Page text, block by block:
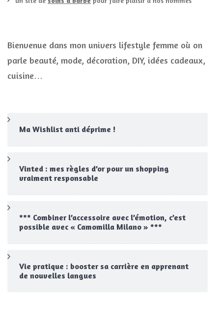
Bienvenue dans mon univers lifestyle femme où on
parle beauté, mode, décoration, DIY, idées cadeaux,
cuisine…
Ma Wishlist anti déprime !
Vinted : mes règles d’or pour un shopping
vraiment responsable
*** Combiner l’accessoire avec l’émotion, c’est
possible avec « Camomilla Milano » ***
Vie pratique : booster sa carrière en apprenant
de nouvelles langues